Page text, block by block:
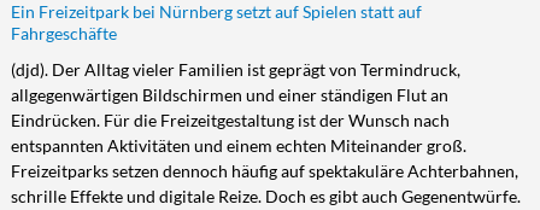
Ein Freizeitpark bei Nürnberg setzt auf Spielen statt auf
Fahrgeschäfte
(djd). Der Alltag vieler Familien ist geprägt von Termindruck,
allgegenwärtigen Bildschirmen und einer ständigen Flut an
Eindrücken. Für die Freizeitgestaltung ist der Wunsch nach
entspannten Aktivitäten und einem echten Miteinander groß.
Freizeitparks setzen dennoch häufig auf spektakuläre Achterbahnen,
schrille Effekte und digitale Reize. Doch es gibt auch Gegenentwürfe.